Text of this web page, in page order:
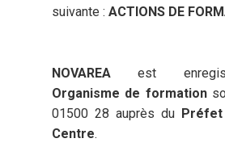
suivante :ACTIONS DE
NOVAREAest
Organisme de formation
01500 28 auprès du
Centre.